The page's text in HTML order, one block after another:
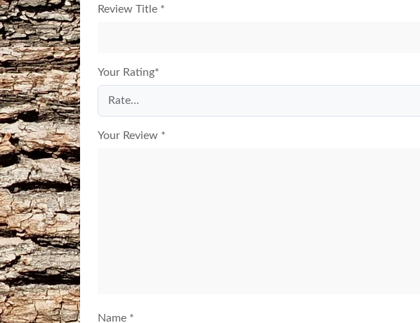
Review Title *
Your Rating*
Your Review *
Name *